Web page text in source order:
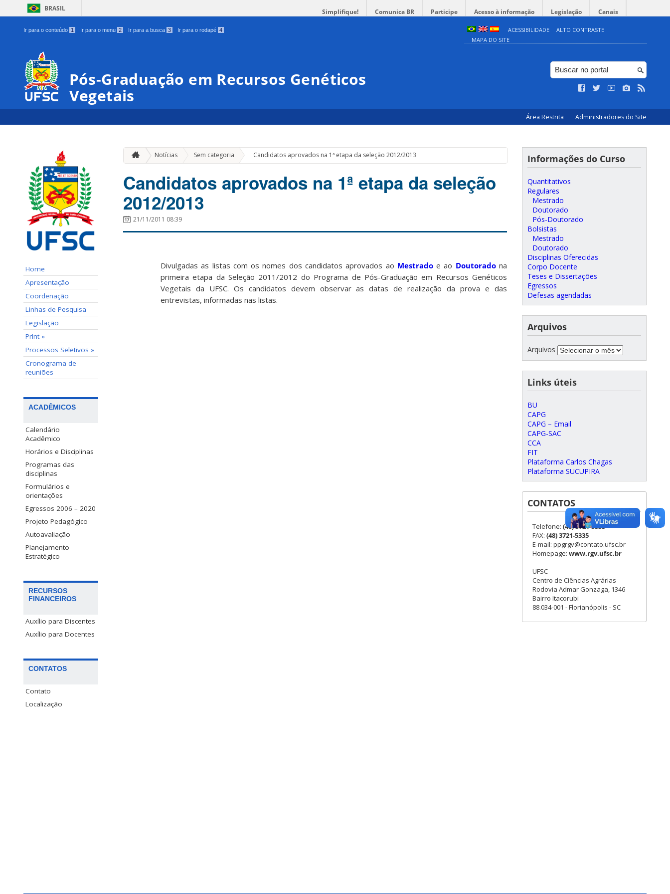
BRASIL Simplifique! Comunica BR Participe Acesso à informação Legislação Canais
Ir para o conteúdo 1 Ir para o menu 2 Ir para a busca 3 Ir para o rodapé 4 ACESSIBILIDADE
ALTO CONTRASTE
MAPA DO SITE
Pós-Graduação em Recursos Genéticos
Vegetais
Área Restrita Administradores do Site
Home
Apresentação
Coordenação
Linhas de Pesquisa
Legislação
PrInt »
Processos Seletivos »
Cronograma de
reuniões
ACADÊMICOS
Calendário
Acadêmico
Horários e Disciplinas
Programas das
disciplinas
Formulários e
orientações
Egressos 2006 – 2020
Projeto Pedagógico
Autoavaliação
Planejamento
Estratégico
RECURSOS
FINANCEIROS
Auxílio para Discentes
Auxílio para Docentes
CONTATOS
Contato
Localização
Notícias Sem categoria » Candidatos aprovados na 1ª etapa da seleção 2012/2013
Candidatos aprovados na 1ª etapa da seleção
2012/2013
21/11/2011 08:39
Divulgadas as listas com os nomes dos candidatos aprovados ao Mestradoe ao Doutoradona
primeira etapa da Seleção 2011/2012 do Programa de Pós-Graduação em Recursos Genéticos
Vegetais da UFSC. Os candidatos devem observar as datas de realização da prova e das
entrevistas, informadas nas listas.
Informações do Curso
Quantitativos
Regulares
Mestrado
Doutorado
Pós-Doutorado
Bolsistas
Mestrado
Doutorado
Disciplinas Oferecidas
Corpo Docente
Teses e Dissertações
Egressos
Defesas agendadas
Arquivos
Arquivos
Links úteis
BU
CAPG
CAPG – Email
CAPG-SAC
CCA
FIT
Plataforma Carlos Chagas
Plataforma SUCUPIRA
CONTATOS
Telefone: (48) 3721-5333
FAX: (48) 3721-5335
E-mail: ppgrgv@contato.ufsc.br
Homepage: www.rgv.ufsc.br
UFSC
Centro de Ciências Agrárias
Rodovia Admar Gonzaga, 1346
Bairro Itacorubi
88.034-001 - Florianópolis - SC